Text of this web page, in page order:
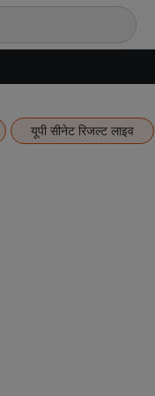
यूपी सीनेट रिजल्ट लाइव